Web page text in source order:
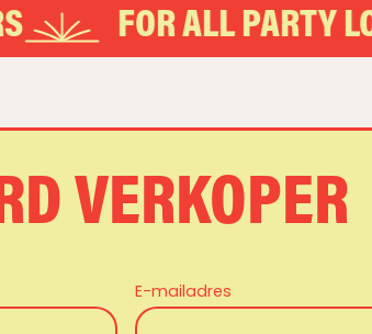
FOR ALL PARTY
VERKOPER
E-mailadres